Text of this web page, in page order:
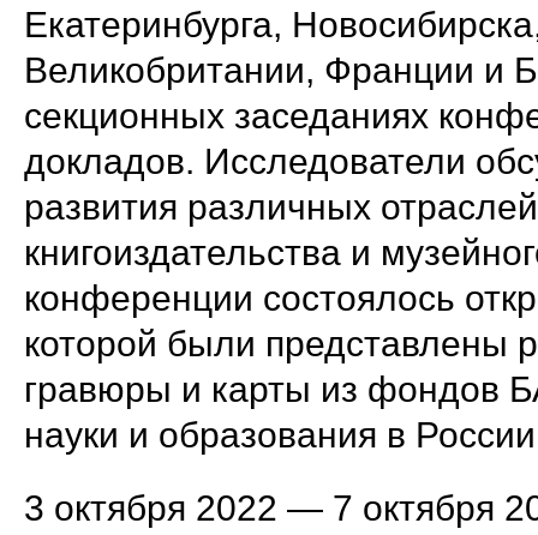
Екатеринбурга,
Великобритании, Франции и
секционных заседаниях
докладов. Исследователи
развития различных
книгоиздательства и
конференции состоялось
которой были представлены
гравюры и карты из фондов
науки и образования в
3 октября 2022 — 7 октября